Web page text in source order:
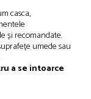
casca,
și recomandate.
umede sau
a se intoarce